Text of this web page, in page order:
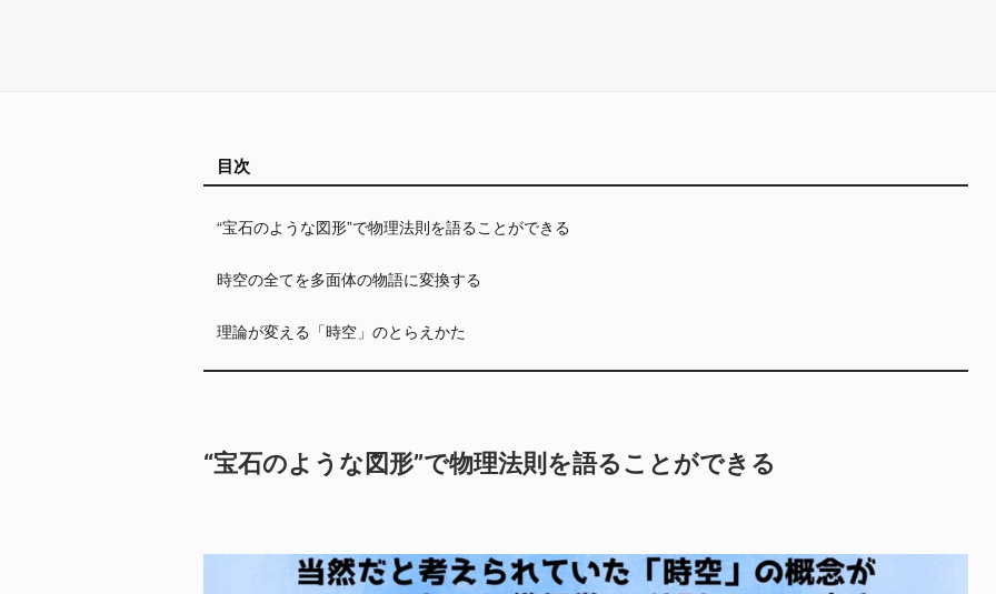
目次
“宝石のような図形”で物理法則を語ることができる
時空の全てを多面体の物語に変換する
理論が変える「時空」のとらえかた
“宝石のような図形”で物理法則を語ることができる